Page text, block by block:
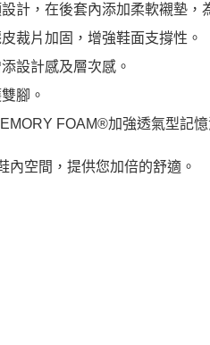
計，在後套內添加柔軟襯墊，
裁片加固，增強鞋面支撐性。
設計感及層次感。
腳。
FOAM®加強透氣型記
內空間，提供您加倍的舒適。